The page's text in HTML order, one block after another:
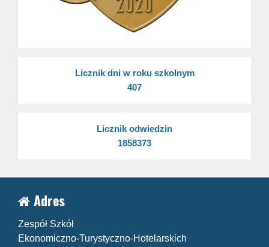
Licznik dni w roku szkolnym
407
Licznik odwiedzin
1858373
Adres
Zespół Szkół
Ekonomiczno-Turystyczno-Hotelarskich